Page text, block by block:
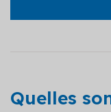
Quelles